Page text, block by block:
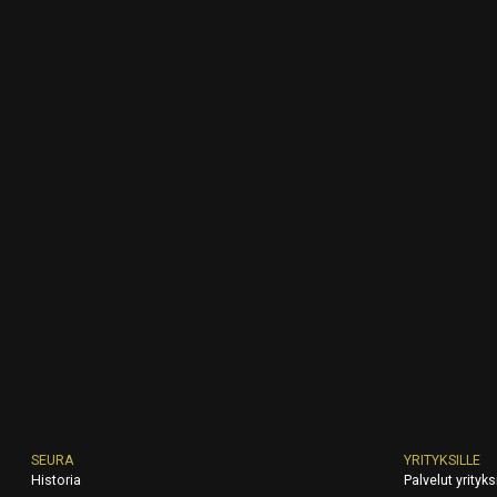
SEURA
Historia
YRITYKSILLE
Palvelut